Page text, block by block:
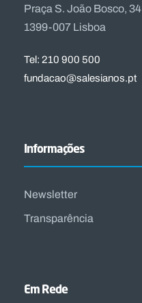
Praça S. João Bosco, 34
1399-007 Lisboa
Tel: 210 900 500
fundacao@salesianos.pt
Informações
Newsletter
Transparência
Em Rede